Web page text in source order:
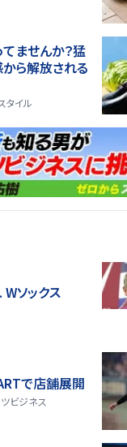
てませんか？猛
ら解放される
タイル
Wソックス
で店舗展開
ビジネス